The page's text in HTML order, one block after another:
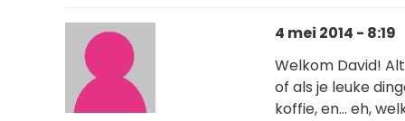
4 mei 2014 - 8:19
Welkom David!
of als je leuke
koffie, en… eh,